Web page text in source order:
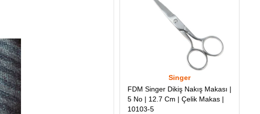
Singer
FDM Singer Dikiş Nakış Makası |
5 No | 12.7 Cm | Çelik Makas |
10103-5